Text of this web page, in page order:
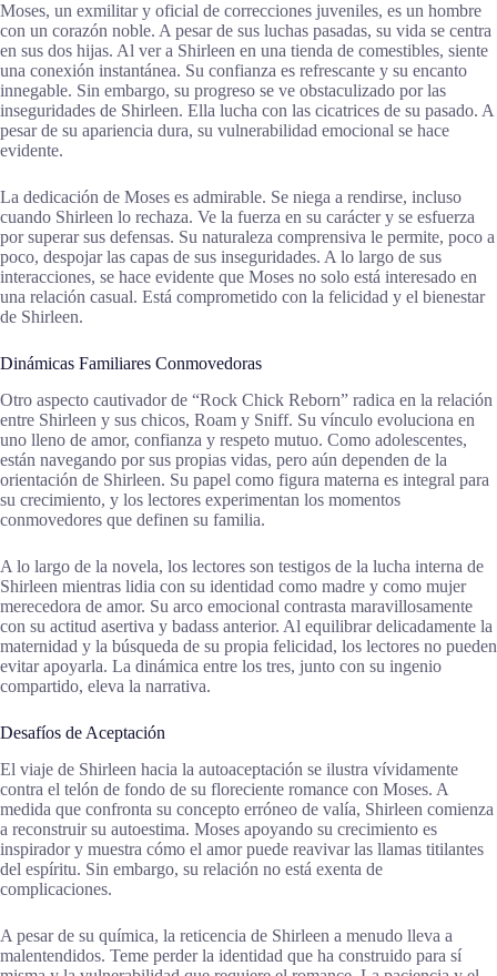
Moses, un exmilitar y oficial de correcciones juveniles, es un hombre
con un corazón noble. A pesar de sus luchas pasadas, su vida se centra
en sus dos hijas. Al ver a Shirleen en una tienda de comestibles, siente
una conexión instantánea. Su confianza es refrescante y su encanto
innegable. Sin embargo, su progreso se ve obstaculizado por las
inseguridades de Shirleen. Ella lucha con las cicatrices de su pasado. A
pesar de su apariencia dura, su vulnerabilidad emocional se hace
evidente.
La dedicación de Moses es admirable. Se niega a rendirse, incluso
cuando Shirleen lo rechaza. Ve la fuerza en su carácter y se esfuerza
por superar sus defensas. Su naturaleza comprensiva le permite, poco a
poco, despojar las capas de sus inseguridades. A lo largo de sus
interacciones, se hace evidente que Moses no solo está interesado en
una relación casual. Está comprometido con la felicidad y el bienestar
de Shirleen.
Dinámicas Familiares Conmovedoras
Otro aspecto cautivador de “Rock Chick Reborn” radica en la relación
entre Shirleen y sus chicos, Roam y Sniff. Su vínculo evoluciona en
uno lleno de amor, confianza y respeto mutuo. Como adolescentes,
están navegando por sus propias vidas, pero aún dependen de la
orientación de Shirleen. Su papel como figura materna es integral para
su crecimiento, y los lectores experimentan los momentos
conmovedores que definen su familia.
A lo largo de la novela, los lectores son testigos de la lucha interna de
Shirleen mientras lidia con su identidad como madre y como mujer
merecedora de amor. Su arco emocional contrasta maravillosamente
con su actitud asertiva y badass anterior. Al equilibrar delicadamente la
maternidad y la búsqueda de su propia felicidad, los lectores no pueden
evitar apoyarla. La dinámica entre los tres, junto con su ingenio
compartido, eleva la narrativa.
Desafíos de Aceptación
El viaje de Shirleen hacia la autoaceptación se ilustra vívidamente
contra el telón de fondo de su floreciente romance con Moses. A
medida que confronta su concepto erróneo de valía, Shirleen comienza
a reconstruir su autoestima. Moses apoyando su crecimiento es
inspirador y muestra cómo el amor puede reavivar las llamas titilantes
del espíritu. Sin embargo, su relación no está exenta de
complicaciones.
A pesar de su química, la reticencia de Shirleen a menudo lleva a
malentendidos. Teme perder la identidad que ha construido para sí